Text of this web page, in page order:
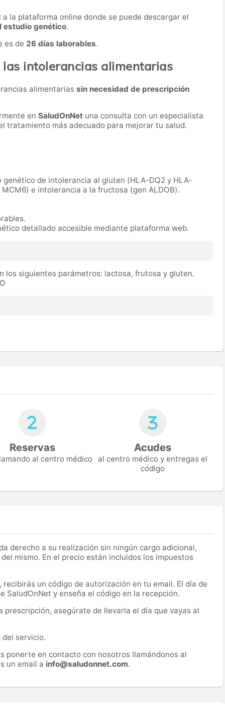
la plataforma online donde se puede descargar el
estudio genético.
es de 26 días laborables.
intolerancias alimentarias
alimentarias sin necesidad de prescripción
en SaludOnNet una consulta con un especialista
tratamiento más adecuado para mejorar tu salud.
genético de intolerancia al gluten (HLA-DQ2 y HLA-
e intolerancia a la fructosa (gen ALDOB).
detallado accesible mediante plataforma web.
los siguientes parámetros: lactosa, frutosa y gluten.
Reservas
al centro médico
Acudes
al centro médico y entregas el
código
derecho a su realización sin ningún cargo adicional,
mismo. En el precio están incluidos los impuestos
un código de autorización en tu email. El día de
SaludOnNet y enseña el código en la recepción.
prescripción, asegúrate de llevarla el día que vayas al
del servicio.
ponerte en contacto con nosotros llamándonos al
un email a info@saludonnet.com.